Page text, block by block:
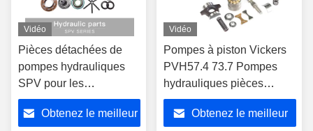
Vidéo
Pièces détachées de
pompes hydrauliques
SPV pour les
applications à haute
pressionObtenez le meilleur
Vidéo
Pompes à piston Vickers
PVH57.4 73.7 Pompes
hydrauliques pièces
détachées ODM Pompes
à piston hydrauliques
Obtenez le meilleur